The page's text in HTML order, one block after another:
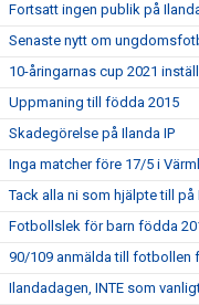
Fortsatt ingen publik på
Senaste nytt om
10-åringarnas cup 2021
Uppmaning till födda 2015
Skadegörelse på Ilanda IP
Inga matcher före 17/5 i
Tack alla ni som hjälpte till på
Fotbollslek för barn födda
90/109 anmälda till fotbollen
Ilandadagen, INTE som